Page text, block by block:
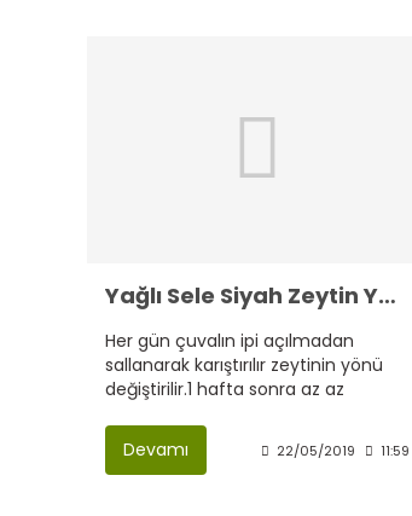
Yağlı Sele Siyah Zeytin Yapımı ve Nasıl Tatlandırılır.
Her gün çuvalın ipi açılmadan
sallanarak karıştırılır zeytinin yönü
değiştirilir.1 hafta sonra az az
Devamı
22/05/2019 11:59